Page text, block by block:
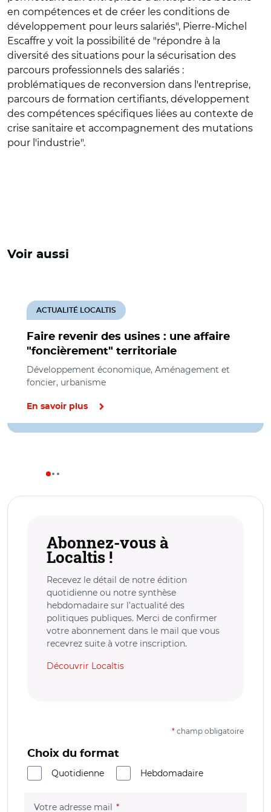
en compétences et de créer les conditions de
développement pour leurs salariés", Pierre-Michel
Escaffre y voit la possibilité de "répondre à la
diversité des situations pour la sécurisation des
parcours professionnels des salariés :
problématiques de reconversion dans l'entreprise,
parcours de formation certifiants, développement
des compétences spécifiques liées au contexte de
crise sanitaire et accompagnement des mutations
pour l'industrie".
Voir aussi
Faire revenir des usines : une affaire
"foncièrement" territoriale
ACTUALITÉ LOCALTIS
Développement économique, Aménagement et
foncier, urbanisme
En savoir plus
Abonnez-vous à
Localtis !
Recevez le détail de notre édition
quotidienne ou notre synthèse
hebdomadaire sur l’actualité des
politiques publiques. Merci de confirmer
votre abonnement dans le mail que vous
recevrez suite à votre inscription.
Découvrir Localtis
* champ obligatoire
Choix du format
Quotidienne
Hebdomadaire
Votre adresse mail (champ obligatoire)